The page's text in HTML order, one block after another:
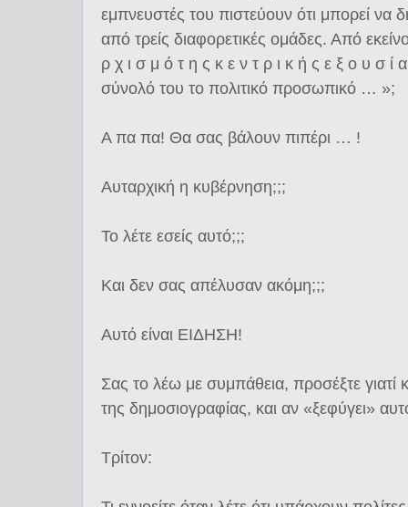
εμπνευστές του πιστεύουν ότι μπορεί να
από τρείς διαφορετικές ομάδες. Από
ρ χ ι σ μ ό τ η ς κ ε ν τ ρ ι κ ή ς ε ξ ο υ σ ί
σύνολό του το πολιτικό προσωπικό … »;
Α πα πα! Θα σας βάλουν πιπέρι … !
Αυταρχική η κυβέρνηση;;;
Το λέτε εσείς αυτό;;;
Και δεν σας απέλυσαν ακόμη;;;
Αυτό είναι ΕΙΔΗΣΗ!
Σας το λέω με συμπάθεια, προσέξτε
της δημοσιογραφίας, και αν «ξεφύγει»
Τρίτον: